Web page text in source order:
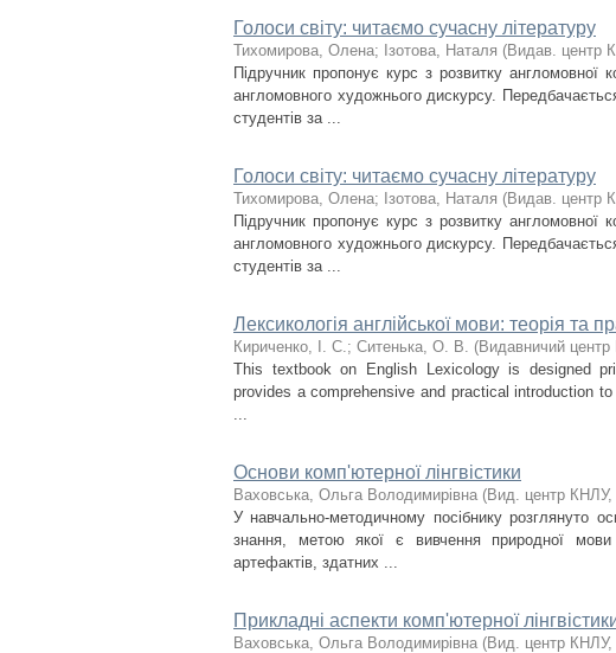
Голоси світу: читаємо сучасну літературу
Тихомирова, Олена; Ізотова, Наталя (Видав. центр
Підручник пропонує курс з розвитку англомовної
англомовного художнього дискурсу.
студентів за ...
Голоси світу: читаємо сучасну літературу
Тихомирова, Олена; Ізотова, Наталя (Видав. центр
Підручник пропонує курс з розвитку англомовної
англомовного художнього дискурсу.
студентів за ...
Лексикологія англійської мови: теорія та
Кириченко, І. С.; Ситенька, О. В. (Видавничий
This textbook on English Lexicology is designed
provides a comprehensive and practical introduction
...
Основи комп'ютерної лінгвістики
Ваховська, Ольга Володимирівна (Вид. центр КНЛУ,
У навчально-методичному посібнику розглянуто
знання, метою якої є вивчення природної
артефактів, здатних ...
Прикладні аспекти комп'ютерної
Ваховська, Ольга Володимирівна (Вид. центр КНЛУ,